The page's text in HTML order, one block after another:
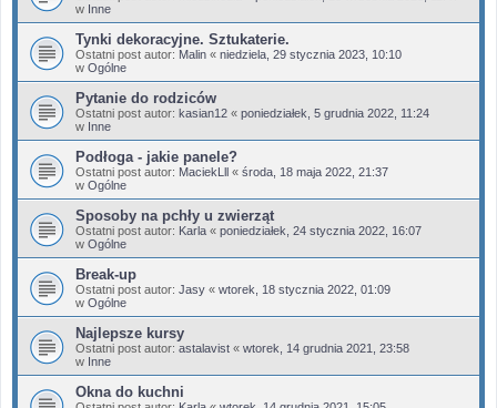
w Inne
Tynki dekoracyjne. Sztukaterie.
Ostatni post autor: Malin « niedziela, 29 stycznia 2023, 10:10
w Ogólne
Pytanie do rodziców
Ostatni post autor: kasian12 « poniedziałek, 5 grudnia 2022, 11:24
w Inne
Podłoga - jakie panele?
Ostatni post autor: MaciekLll « środa, 18 maja 2022, 21:37
w Ogólne
Sposoby na pchły u zwierząt
Ostatni post autor: Karla « poniedziałek, 24 stycznia 2022, 16:07
w Ogólne
Break-up
Ostatni post autor: Jasy « wtorek, 18 stycznia 2022, 01:09
w Ogólne
Najlepsze kursy
Ostatni post autor: astalavist « wtorek, 14 grudnia 2021, 23:58
w Inne
Okna do kuchni